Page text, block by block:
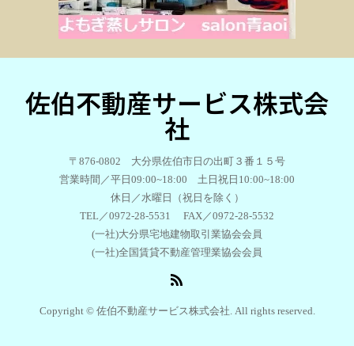
佐伯不動産サービス株式会
社
〒876-0802 大分県佐伯市日の出町３番１５号
営業時間／平日09:00~18:00 土日祝日10:00~18:00
休日／水曜日（祝日を除く）
TEL／0972-28-5531 FAX／0972-28-5532
(一社)大分県宅地建物取引業協会会員
(一社)全国賃貸不動産管理業協会会員
Copyright © 佐伯不動産サービス株式会社. All rights reserved.